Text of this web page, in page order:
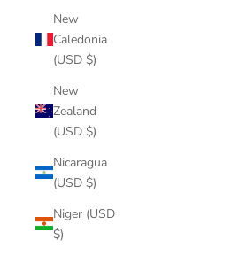
New
Caledonia
(USD $)
New
Zealand
(USD $)
Nicaragua
(USD $)
Niger (USD
$)